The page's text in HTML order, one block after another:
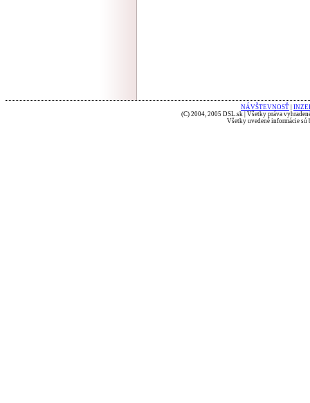
NÁVŠTEVNOSŤ
(C) 2004, 2005 DSL.sk | Všetky práva
Všetky uvedené informácie sú